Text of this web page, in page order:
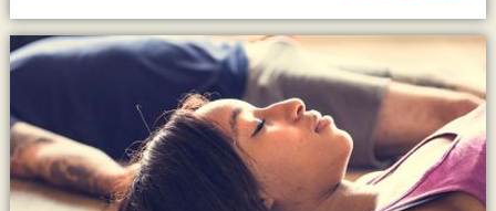
vzduchu a energie ;-) Pohodě při cvičení přispívá i
příjemná podlaha z dubového dřeva. Dokonalé zvukové
podbarvení lekcí zajišťuje zabudované profesionální
ozvučení. Připraveny …